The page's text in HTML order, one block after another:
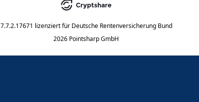
7.7.2.17671 lizenziert für Deutsche Rentenversicherung Bund
2026 Pointsharp GmbH